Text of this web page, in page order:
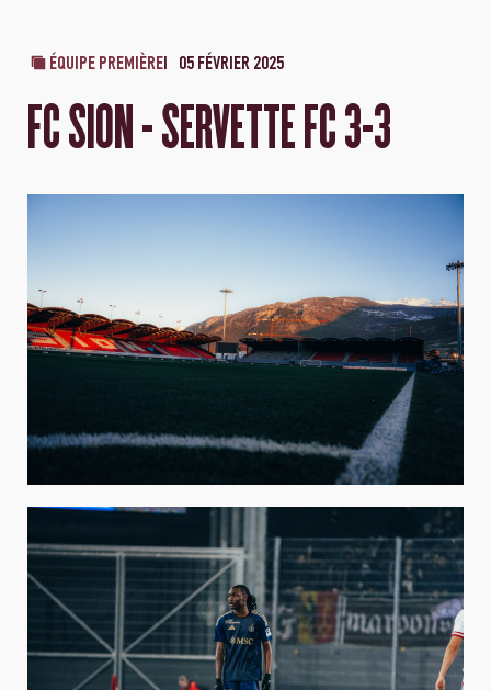
ÉQUIPE PREMIÈRE 05 FÉVRIER 2025
FC SION - SERVETTE FC 3-3